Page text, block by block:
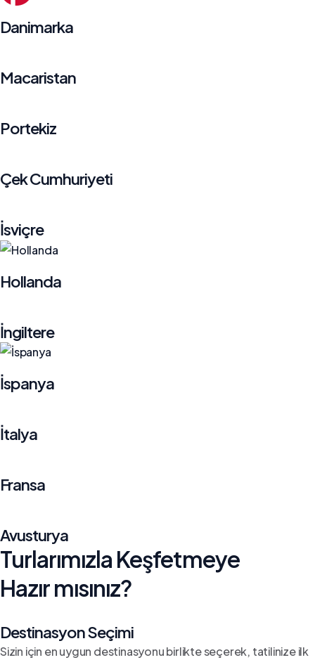
Danimarka
Macaristan
Portekiz
Çek Cumhuriyeti
İsviçre
Hollanda
İngiltere
İspanya
İtalya
Fransa
Avusturya
Turlarımızla Keşfetmeye
Hazır mısınız?
Destinasyon Seçimi
Sizin için en uygun destinasyonu birlikte seçerek, tatilinize ilk